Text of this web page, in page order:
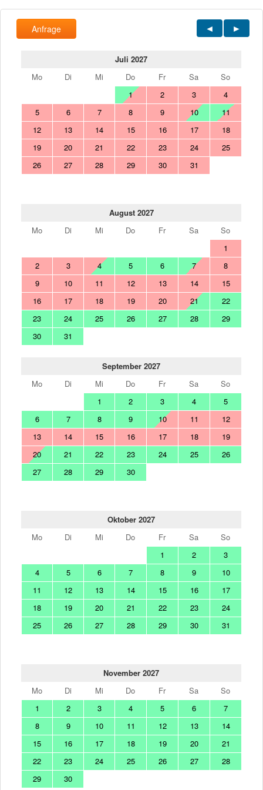
Anfrage
Juli 2027
Mo
Di Mi Do Fr Sa
So
1
2 3
4
5
6 7 8 9 10
11
12
13 14 15 16 17
18
19
20 21 22 23 24
25
26
27 28 29 30 31
August 2027
Mo
Di Mi Do Fr Sa
So
1
2
3 4 5 6 7
8
9
10 11 12 13 14
15
16
17 18 19 20 21
22
23
24 25 26 27 28
29
30
31
September 2027
Mo
Di Mi Do Fr Sa
So
1
2 3 4
5
6
7 8 9 10 11
12
13
14 15 16 17 18
19
20
21 22 23 24 25
26
27
28 29 30
Oktober 2027
Mo
Di Mi Do Fr Sa
So
1
2
3
4
5 6 7 8 9
10
11
12 13 14 15 16
17
18
19 20 21 22 23
24
25
26 27 28 29 30 31
November 2027
Mo
Di Mi Do Fr Sa
So
1
2 3 4 5 6
7
8
9 10 11 12 13
14
15
16 17 18 19 20
21
22
23 24 25 26 27
28
29
30